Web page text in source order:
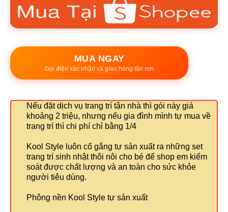
MUA NGAY
Gọi điện xác nhận và giao hàng tận nơi
Nếu đặt dịch vụ trang trí tận nhà thì gói này giá
khoảng 2 triệu, nhưng nếu gia đình mình tự mua về
trang trí thì chi phí chỉ bằng 1/4
Kool Style luôn cố gắng tự sản xuất ra những set
trang trí sinh nhật thôi nôi cho bé để shop em kiểm
soát được chất lượng và an toàn cho sức khỏe
người tiêu dùng.
Phông nền Kool Style tự sản xuất